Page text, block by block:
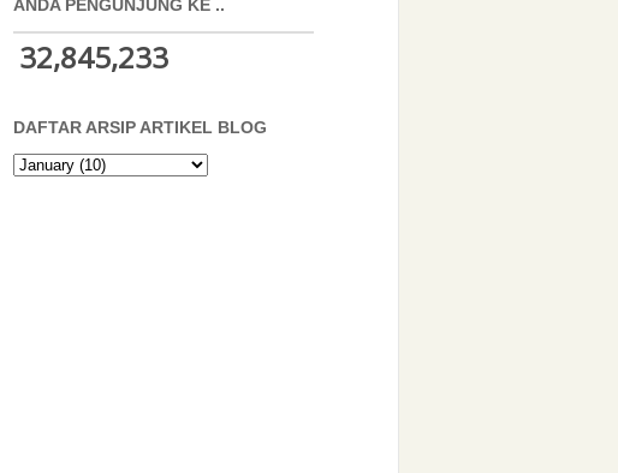
ANDA PENGUNJUNG KE ..
32,845,233
DAFTAR ARSIP ARTIKEL BLOG